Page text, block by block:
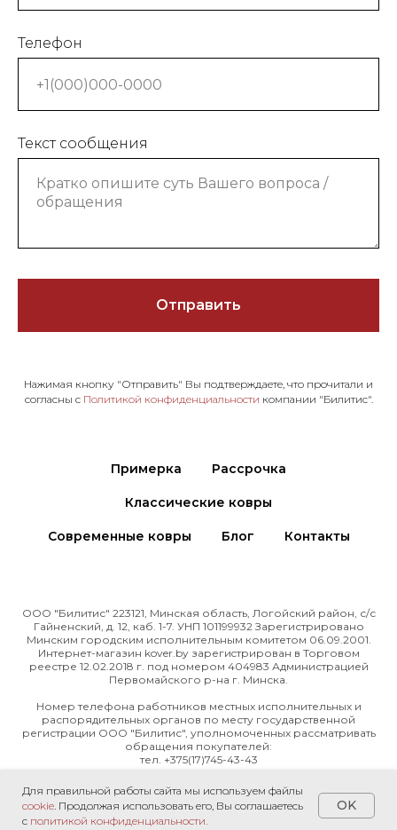
Телефон
Текст сообщения
Отправить
Нажимая кнопку "Отправить" Вы подтверждаете, что прочитали и
согласны с Политикой конфиденциальности компании "Билитис".
Для правильной работы сайта мы используем файлы
cookie. Продолжая использовать его, Вы соглашаетесь
с политикой конфиденциальности.
OK
Примерка Рассрочка
Классические ковры
Современные ковры Блог Контакты
ООО "Билитис" 223121, Минская область, Логойский район, с/с
Гайненский, д. 12, каб. 1-7. УНП 101199932 Зарегистрировано
Минским городским исполнительным комитетом 06.09.2001.
Интернет-магазин kover.by зарегиcтрирован в Торговом
реестре 12.02.2018 г. под номером 404983 Администрацией
Первомайского р-на г. Минска.
Номер телефона работников местных исполнительных и
распорядительных органов по месту государственной
регистрации ООО "Билитис", уполномоченных рассматривать
обращения покупателей:
тел. +375(17)745-43-43
Режим работы интернет-магазина:
Будние дни: 10.00-20.00;
Суббота: 10.00-19.00; Воскресенье: 11.00-19.00